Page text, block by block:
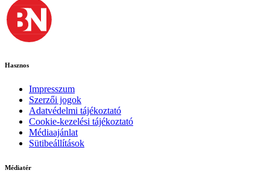
Hasznos
Impresszum
Szerzői jogok
Adatvédelmi tájékoztató
Cookie-kezelési tájékoztató
Médiaajánlat
Sütibeállítások
Médiatér